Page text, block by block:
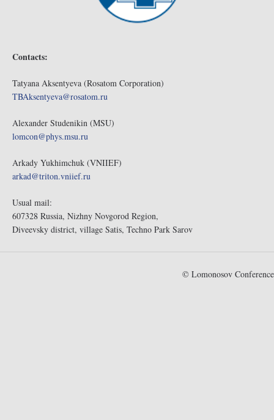
Contacts:
Tatyana Aksentyeva (Rosatom Corporation)
TBAksentyeva@rosatom.ru
Alexander Studenikin (MSU)
lomcon@phys.msu.ru
Arkady Yukhimchuk (VNIIEF)
arkad@triton.vniief.ru
Usual mail:
607328 Russia, Nizhny Novgorod Region,
Diveevsky district, village Satis, Techno Park Sarov
© Lomonosov Conference